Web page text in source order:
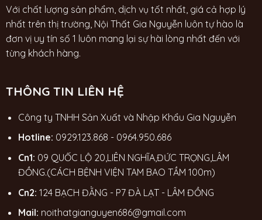
Với chất lượng sản phẩm, dịch vụ tốt nhất, giá cả hợp lý
nhất trên thị trường, Nội Thất Gia Nguyễn luôn tự hào là
đơn vị uy tín số 1 luôn mang lại sự hài lòng nhất đến với
từng khách hàng.
THÔNG TIN LIÊN HỆ
Công ty TNHH Sản Xuất và Nhập Khẩu Gia Nguyễn
Hotline: 0929.123.868 - 0964.950.686
Cn1: 09 QUỐC LỘ 20,LIÊN NGHĨA,ĐỨC TRỌNG,LÂM
ĐỒNG.(CÁCH BỆNH VIỆN TAM BAO TẦM 100m)
Cn2: 124 BẠCH ĐẰNG - P7 ĐÀ LẠT - LÂM ĐỒNG
Mail: noithatgianguyen686@gmail.com